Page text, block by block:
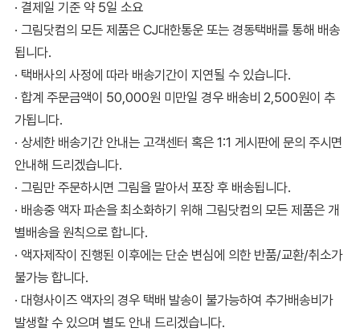
· 결제일 기준 약 5일 소요
· 그림닷컴의 모든 제품은 CJ대한통운 또는 경동택배를 통해 배송
됩니다.
· 택배사의 사정에 따라 배송기간이 지연될 수 있습니다.
· 합계 주문금액이 50,000원 미만일 경우 배송비 2,500원이 추
가됩니다.
· 상세한 배송기간 안내는 고객센터 혹은 1:1 게시판에 문의 주시면
안내해 드리겠습니다.
· 그림만 주문하시면 그림을 말아서 포장 후 배송됩니다.
· 배송중 액자 파손을 최소화하기 위해 그림닷컴의 모든 제품은 개
별배송을 원칙으로 합니다.
· 액자제작이 진행된 이후에는 단순 변심에 의한 반품/교환/취소가
불가능 합니다.
· 대형사이즈 액자의 경우 택배 발송이 불가능하여 추가배송비가
발생할 수 있으며 별도 안내 드리겠습니다.